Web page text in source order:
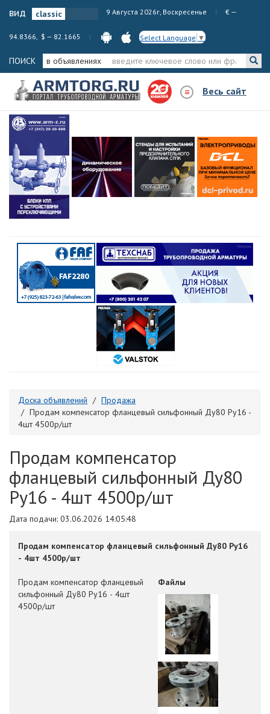
вид 9 Августа 2026г, Воскресенье € —
94.8366, $ — 82.1665 Select Language ▼
ПОИСК в объявлениях
Весь сайт
Доска объявлений
Продажа
Продам компенсатор фланцевый сильфонный Ду80 Ру16 -
4шт 4500р/шт
Продам компенсатор
фланцевый сильфонный Ду80
Ру16 - 4шт 4500р/шт
Дата подачи: 03.06.2026 14:05:48
Продам компенсатор фланцевый сильфонный Ду80 Ру16
- 4шт 4500р/шт
Продам компенсатор фланцевый
сильфонный Ду80 Ру16 - 4шт
4500р/шт
Файлы